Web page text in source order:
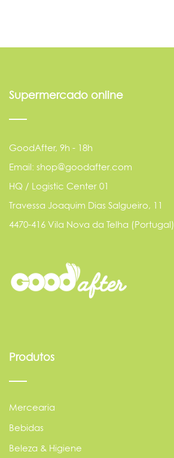
Supermercado online
GoodAfter, 9h - 18h
Email: shop@goodafter.com
HQ / Logistic Center 01
Travessa Joaquim Dias Salgueiro, 11
4470-416 Vila Nova da Telha (Portugal)
Produtos
Mercearia
Bebidas
Beleza & Higiene